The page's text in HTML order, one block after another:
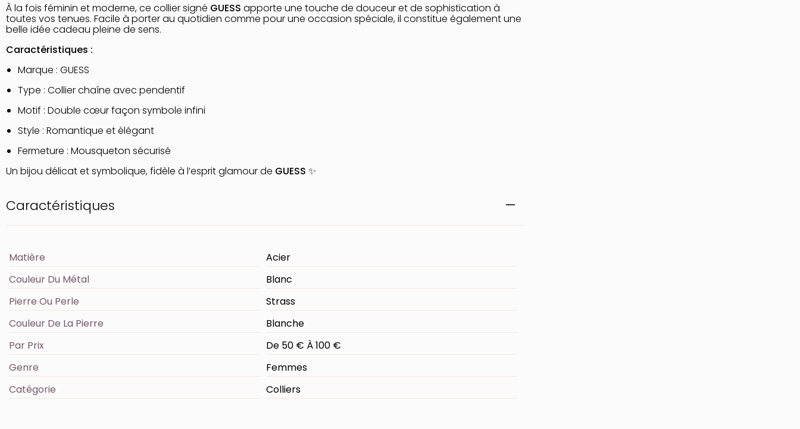
À la fois féminin et moderne, ce collier signé GUESS apporte une touche de douceur et de sophistication à
toutes vos tenues. Facile à porter au quotidien comme pour une occasion spéciale, il constitue également une
belle idée cadeau pleine de sens.
Caractéristiques :
Marque : GUESS
Type : Collier chaîne avec pendentif
Motif : Double cœur façon symbole infini
Style : Romantique et élégant
Fermeture : Mousqueton sécurisé
Un bijou délicat et symbolique, fidèle à l’esprit glamour de GUESS ✨
Caractéristiques
Matière
Acier
Couleur Du Métal
Blanc
Pierre Ou Perle
Strass
Couleur De La Pierre
Blanche
Par Prix
De 50 € À 100 €
Genre
Femmes
Catégorie
Colliers